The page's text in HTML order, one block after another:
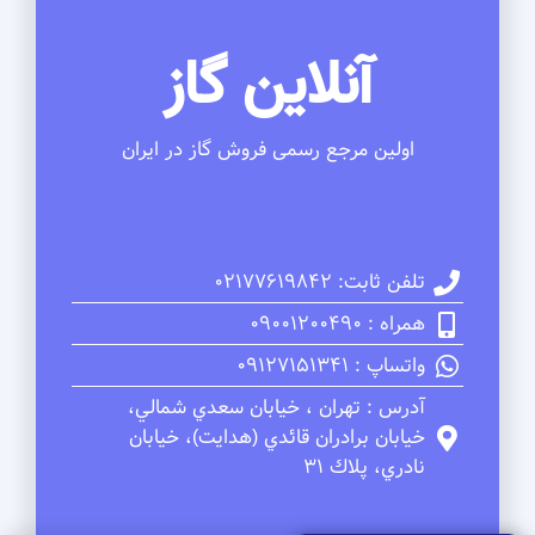
آنلاین گاز
اولین مرجع رسمی فروش گاز در ایران
تلفن ثابت: 02177619842
همراه : 09001200490
واتساپ : 09127151341
آدرس : تهران ، خيابان سعدي شمالي،
خيابان برادران قائدي (هدايت)، خيابان
نادري، پلاك 31